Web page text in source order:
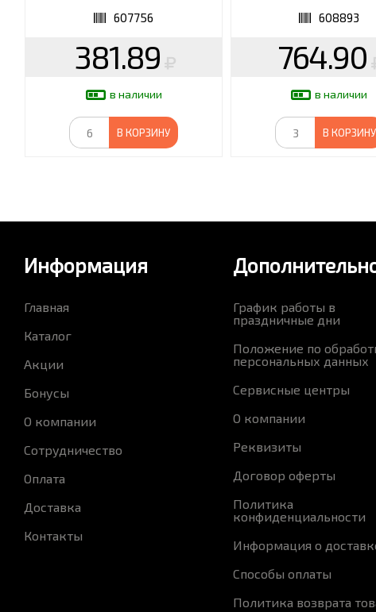
607756
381.89
в наличии
В КОРЗИНУ
608893
764.90
в наличии
В КОРЗИНУ
Информация
Главная
Каталог
Акции
Бонусы
О компании
Сотрудничество
Оплата
Доставка
Контакты
График работы в
праздничные дни
Положение по
персональных данных
Сервисные центры
О компании
Реквизиты
Договор оферты
Политика
конфиденциальности
Информация о
Способы оплаты
Политика возврата